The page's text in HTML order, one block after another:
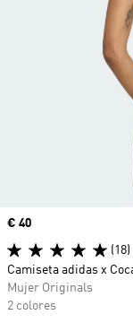
Precio
€ 40
(18)
Camiseta adidas x
Mujer Originals
2 colores